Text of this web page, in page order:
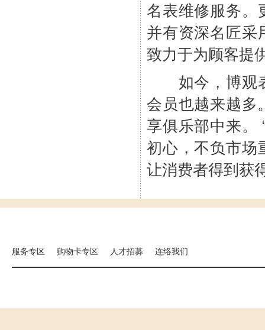
名表维修服务。
并有资深名匠采
致力于为顾客提
如今，博观表
会员也越来越多
享俱乐部中来。
初心，不负市场
让消费者得到获
服务专区 购物卡专区 人才招募 连络我们